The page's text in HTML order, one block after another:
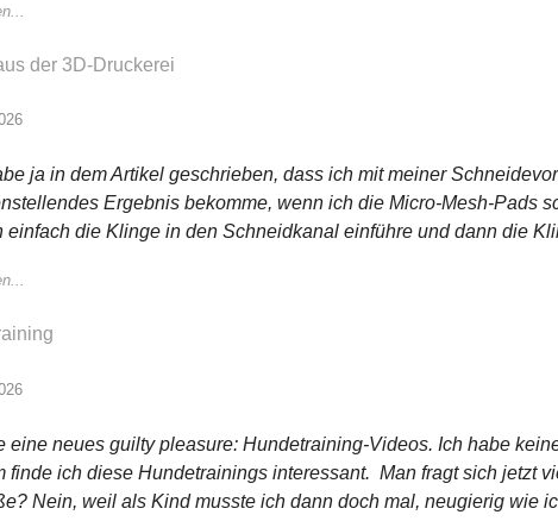
der 3D-Druckerei
ja in dem Artikel geschrieben, dass ich mit meiner
Ergebnis bekomme, wenn ich die Micro-Mesh-Pads
einfach die Klinge in den Schneidkanal einführe und dann die
eine neues guilty pleasure: Hundetraining-Videos. Ich habe
finde ich diese Hundetrainings interessant. Man fragt sich jetzt
Nein, weil als Kind musste ich dann doch mal, neugierig wie